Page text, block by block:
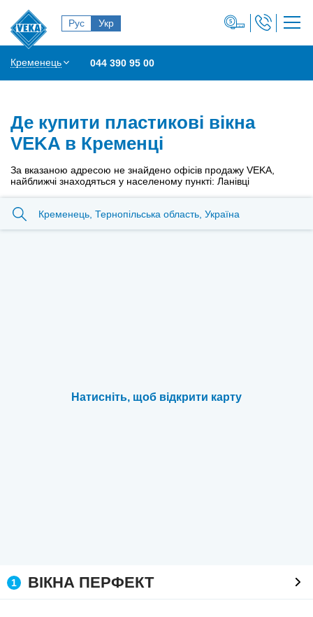
Рус Укр
Кременець 044 390 95 00
Де купити пластикові вікна
VEKA в Кременці
За вказаною адресою не знайдено офісів продажу VEKA,
найближчі знаходяться у населеному пункті: Ланівці
Натисніть, щоб відкрити карту
1 ВІКНА ПЕРФЕКТ